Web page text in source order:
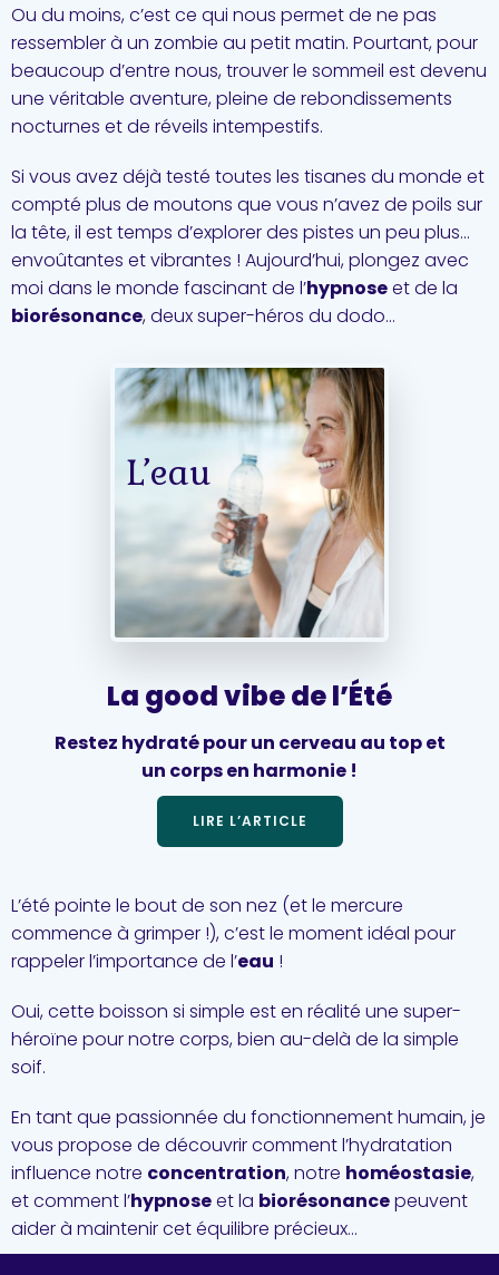
Ou du moins, c’est ce qui nous permet de ne pas
ressembler à un zombie au petit matin. Pourtant, pour
beaucoup d’entre nous, trouver le sommeil est devenu
une véritable aventure, pleine de rebondissements
nocturnes et de réveils intempestifs.
Si vous avez déjà testé toutes les tisanes du monde et
compté plus de moutons que vous n’avez de poils sur
la tête, il est temps d’explorer des pistes un peu plus…
envoûtantes et vibrantes ! Aujourd’hui, plongez avec
moi dans le monde fascinant de l’hypnoseet de la
biorésonance, deux super-héros du dodo…
L’eau
La good vibe de l’Été
Restez hydraté pour un cerveau au top et
un corps en harmonie !
LIRE L’ARTICLE
L’été pointe le bout de son nez (et le mercure
commence à grimper !), c’est le moment idéal pour
rappeler l’importance de l’eau !
Oui, cette boisson si simple est en réalité une super-
héroïne pour notre corps, bien au-delà de la simple
soif.
En tant que passionnée du fonctionnement humain, je
vous propose de découvrir comment l’hydratation
influence notre concentration, notre homéostasie,
et comment l’hypnoseet la biorésonancepeuvent
aider à maintenir cet équilibre précieux…